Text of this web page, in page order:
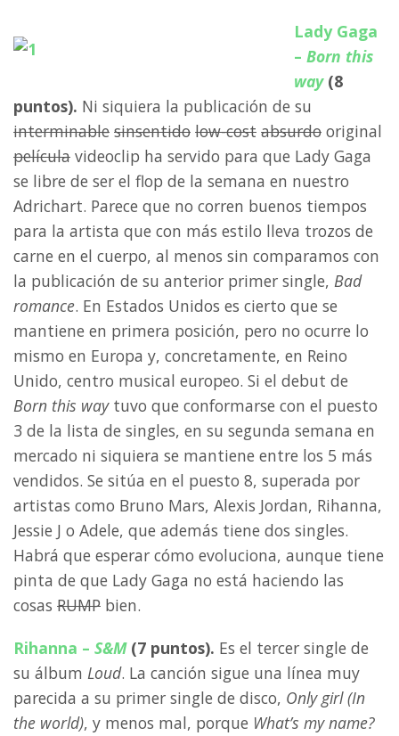
Lady Gaga
– Born this
way(8
puntos). Ni siquiera la publicación de su
interminable sinsentido low-cost absurdo original
película videoclip ha servido para que Lady Gaga
se libre de ser el flop de la semana en nuestro
Adrichart. Parece que no corren buenos tiempos
para la artista que con más estilo lleva trozos de
carne en el cuerpo, al menos sin comparamos con
la publicación de su anterior primer single, Bad
romance. En Estados Unidos es cierto que se
mantiene en primera posición, pero no ocurre lo
mismo en Europa y, concretamente, en Reino
Unido, centro musical europeo. Si el debut de
Born this waytuvo que conformarse con el puesto
3 de la lista de singles, en su segunda semana en
mercado ni siquiera se mantiene entre los 5 más
vendidos. Se sitúa en el puesto 8, superada por
artistas como Bruno Mars, Alexis Jordan, Rihanna,
Jessie J o Adele, que además tiene dos singles.
Habrá que esperar cómo evoluciona, aunque tiene
pinta de que Lady Gaga no está haciendo las
cosas RUMP bien.
Rihanna – S&M(7 puntos). Es el tercer single de
su álbum Loud. La canción sigue una línea muy
parecida a su primer single de disco, Only girl (In
the world), y menos mal, porque What’s my name?